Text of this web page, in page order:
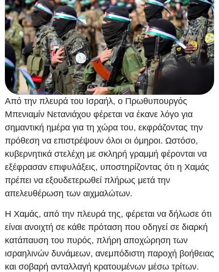
Από την πλευρά του Ισραήλ, ο Πρωθυπουργός
Μπενιαμίν Νετανιάχου φέρεται να έκανε λόγο για
σημαντική ημέρα για τη χώρα του, εκφράζοντας την
πρόθεση να επιστρέψουν όλοι οι όμηροι. Ωστόσο,
κυβερνητικά στελέχη με σκληρή γραμμή φέρονται να
εξέφρασαν επιφυλάξεις, υποστηρίζοντας ότι η Χαμάς
πρέπει να εξουδετερωθεί πλήρως μετά την
απελευθέρωση των αιχμαλώτων.
Η Χαμάς, από την πλευρά της, φέρεται να δήλωσε ότι
είναι ανοιχτή σε κάθε πρόταση που οδηγεί σε διαρκή
κατάπαυση του πυρός, πλήρη αποχώρηση των
ισραηλινών δυνάμεων, ανεμπόδιστη παροχή βοήθειας
και σοβαρή ανταλλαγή κρατουμένων μέσω τρίτων.